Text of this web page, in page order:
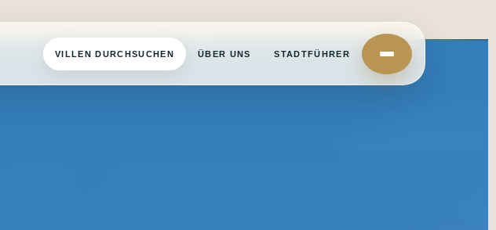
VILLEN DURCHSUCHEN ÜBER UNS STADTFÜHRER